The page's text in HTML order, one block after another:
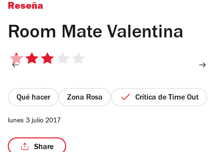
Reseña
Room Mate Valentina
3
estrellas
Qué hacer Zona Rosa Crítica de Time Out
lunes 3 julio 2017
Share